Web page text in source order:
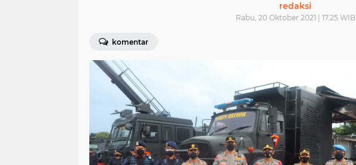
redaksi
Rabu, 20 Oktober 2021 | 17.25 WIB
komentar